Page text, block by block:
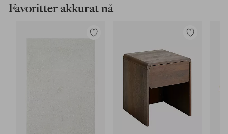
Favoritter akkurat nå
Legg
Legg
favoritter